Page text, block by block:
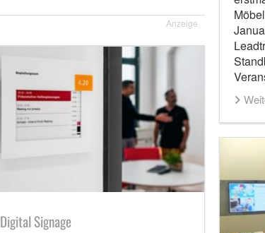
Anzeige
Digital Signage